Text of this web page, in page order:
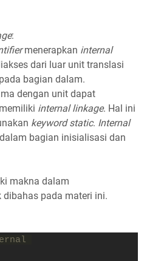
:
menerapkan internal
dari luar unit translasi
bagian dalam.
dengan unit dapat
internal linkage. Hal ini
keyword static. Internal
bagian inisialisasi dan
makna dalam
dibahas pada materi ini.